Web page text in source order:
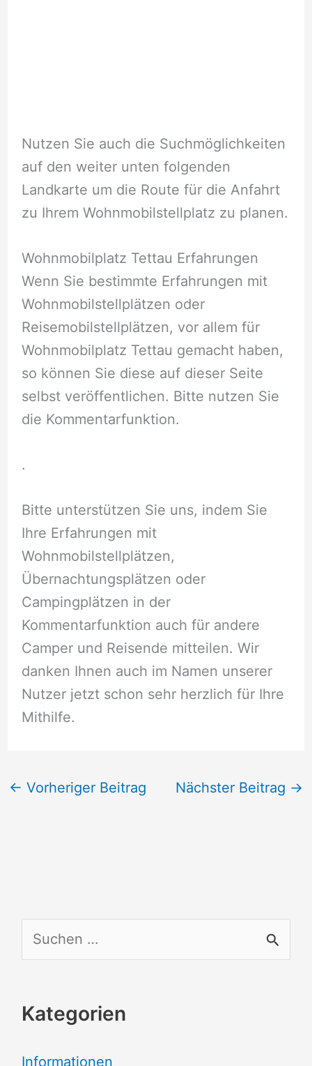
Nutzen Sie auch die Suchmöglichkeiten
auf den weiter unten folgenden
Landkarte um die Route für die Anfahrt
zu Ihrem Wohnmobilstellplatz zu planen.
Wohnmobilplatz Tettau Erfahrungen
Wenn Sie bestimmte Erfahrungen mit
Wohnmobilstellplätzen oder
Reisemobilstellplätzen, vor allem für
Wohnmobilplatz Tettau gemacht haben,
so können Sie diese auf dieser Seite
selbst veröffentlichen. Bitte nutzen Sie
die Kommentarfunktion.
.
Bitte unterstützen Sie uns, indem Sie
Ihre Erfahrungen mit
Wohnmobilstellplätzen,
Übernachtungsplätzen oder
Campingplätzen in der
Kommentarfunktion auch für andere
Camper und Reisende mitteilen. Wir
danken Ihnen auch im Namen unserer
Nutzer jetzt schon sehr herzlich für Ihre
Mithilfe.
← Vorheriger Beitrag Nächster Beitrag →
u
h
Kategorien
Informationen